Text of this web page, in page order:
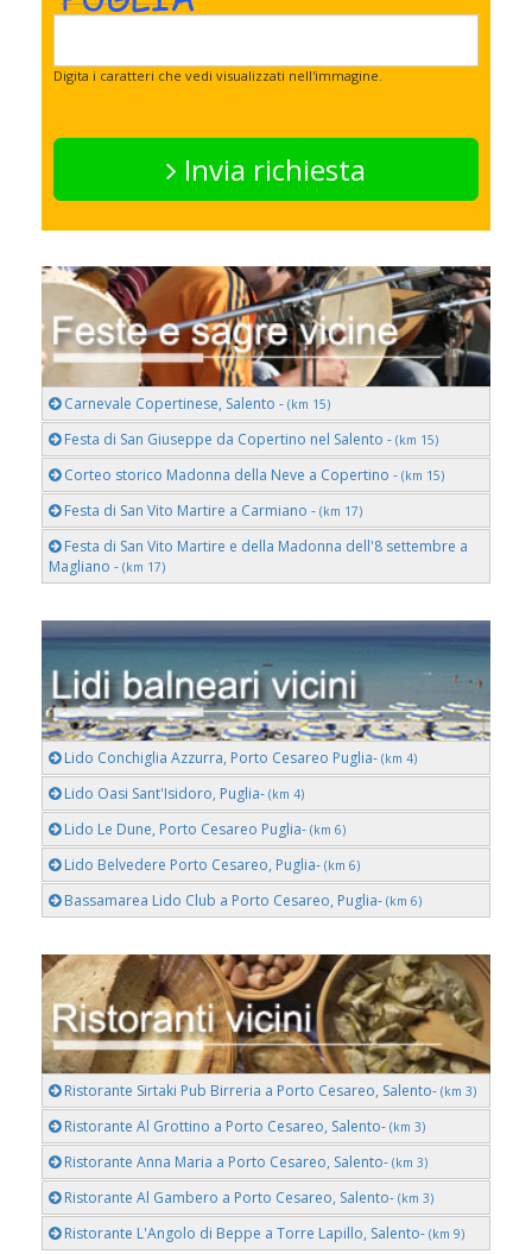
Digita i caratteri che vedi visualizzati nell'immagine.
Invia richiesta
Carnevale Copertinese, Salento - (km 15)
Festa di San Giuseppe da Copertino nel Salento - (km 15)
Corteo storico Madonna della Neve a Copertino - (km 15)
Festa di San Vito Martire a Carmiano - (km 17)
Festa di San Vito Martire e della Madonna dell'8 settembre a
Magliano - (km 17)
Lido Conchiglia Azzurra, Porto Cesareo Puglia- (km 4)
Lido Oasi Sant'Isidoro, Puglia- (km 4)
Lido Le Dune, Porto Cesareo Puglia- (km 6)
Lido Belvedere Porto Cesareo, Puglia- (km 6)
Bassamarea Lido Club a Porto Cesareo, Puglia- (km 6)
Ristorante Sirtaki Pub Birreria a Porto Cesareo, Salento- (km 3)
Ristorante Al Grottino a Porto Cesareo, Salento- (km 3)
Ristorante Anna Maria a Porto Cesareo, Salento- (km 3)
Ristorante Al Gambero a Porto Cesareo, Salento- (km 3)
Ristorante L'Angolo di Beppe a Torre Lapillo, Salento- (km 9)